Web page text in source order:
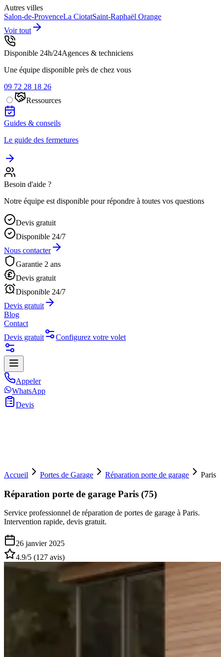
Autres villes
Salon-de-ProvenceLa CiotatSaint-Raphaël Orange
Voir tout
Disponible 24h/24Agences & techniciens
Une équipe disponible près de chez vous
09 72 28 18 26
Ressources
Guides & conseils
Le guide des fermetures
Besoin d'aide ?
Notre équipe est disponible pour répondre à toutes vos questions
Devis gratuit
Disponible 24/7
Nous contacter
Garantie 2 ans
Devis gratuit
Disponible 24/7
Devis gratuit
Blog
Contact
Devis gratuit
Configurez votre volet
Appeler
WhatsApp
Devis
Accueil Portes de Garage Réparation porte de garage Paris
Réparation porte de garage Paris (75)
Service professionnel de réparation de portes de garage à Paris.
Intervention rapide, devis gratuit.
26 janvier 2025
4.9/5 (127 avis)